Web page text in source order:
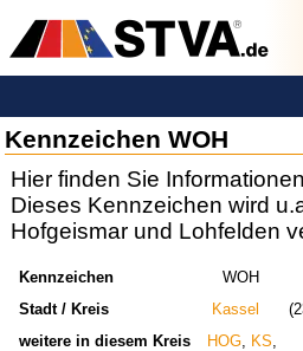
Kennzeichen WOH
Hier finden Sie
Dieses Kennzeichen wird
Hofgeismar und Lohfelden
Kennzeichen WOH
Stadt / Kreis
Kassel
weitere in diesem Kreis
HOG, KS